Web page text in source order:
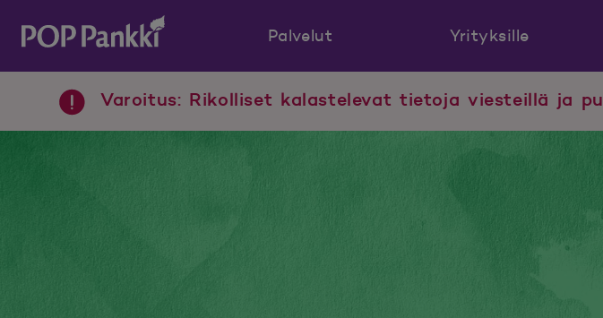
POP Pankki, etusivulle
Palvelut Yrityksille
Varoitus: Rikolliset kalastelevat tietoja viesteillä ja